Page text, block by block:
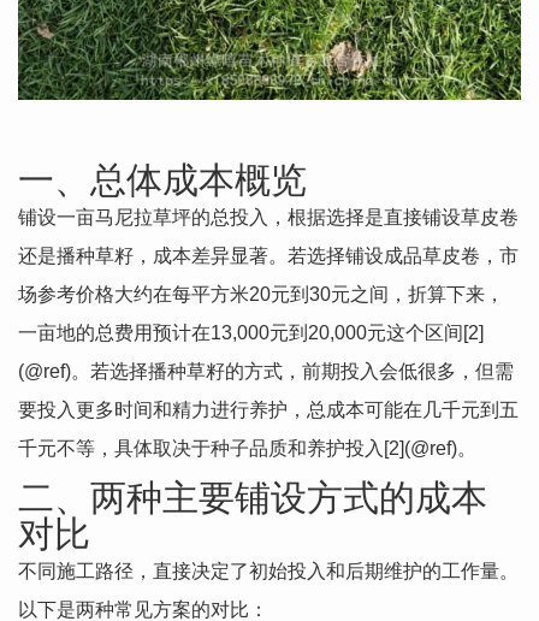
一、总体成本概览
铺设一亩马尼拉草坪的总投入，根据选择是直接铺设草皮卷
还是播种草籽，成本差异显著。若选择铺设成品草皮卷，市
场参考价格大约在每平方米20元到30元之间，折算下来，
一亩地的总费用预计在13,000元到20,000元这个区间[2]
(@ref)。若选择播种草籽的方式，前期投入会低很多，但需
要投入更多时间和精力进行养护，总成本可能在几千元到五
千元不等，具体取决于种子品质和养护投入[2](@ref)。
二、两种主要铺设方式的成本
对比
不同施工路径，直接决定了初始投入和后期维护的工作量。
以下是两种常见方案的对比：